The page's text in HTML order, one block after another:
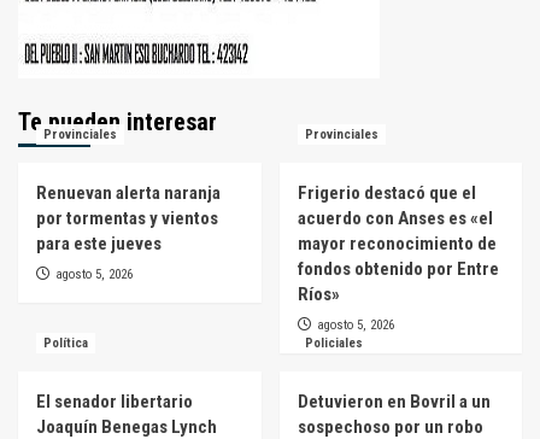
Te pueden interesar
Provinciales
Renuevan alerta naranja
por tormentas y vientos
para este jueves
agosto 5, 2026
Provinciales
Frigerio destacó que el
acuerdo con Anses es «el
mayor reconocimiento de
fondos obtenido por Entre
Ríos»
agosto 5, 2026
Política
El senador libertario
Joaquín Benegas Lynch
Policiales
Detuvieron en Bovril a un
sospechoso por un robo